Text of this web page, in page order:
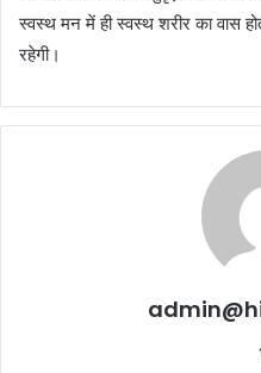
स्वस्थ मन में ही स्वस्थ शरीर का वास
रहेगी।